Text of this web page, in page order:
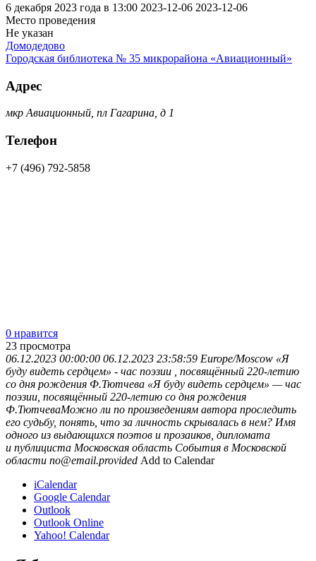
6 декабря 2023 года в 13:00 2023-12-06 2023-12-06
Место проведения
Не указан
Домодедово
Городская библиотека № 35 микрорайона «Авиационный»
Адрес
мкр Авиационный, пл Гагарина, д 1
Телефон
+7 (496) 792-5858
0 нравится
23 просмотра
06.12.2023 00:00:00 06.12.2023 23:58:59 Europe/Moscow «Я
буду видеть сердцем» - час поэзии , посвящённый 220-летию
со дня рождения Ф.Тютчева «Я буду видеть сердцем» — час
поэзии, посвящённый 220-летию со дня рождения
Ф.ТютчеваМожно ли по произведениям автора проследить
его судьбу, понять, что за личность скрывалась в нем? Имя
одного из выдающихся поэтов и прозаиков, дипломата
и публициста Московская область События в Московской
области no@email.provided Add to Calendar
iCalendar
Google Calendar
Outlook
Outlook Online
Yahoo! Calendar